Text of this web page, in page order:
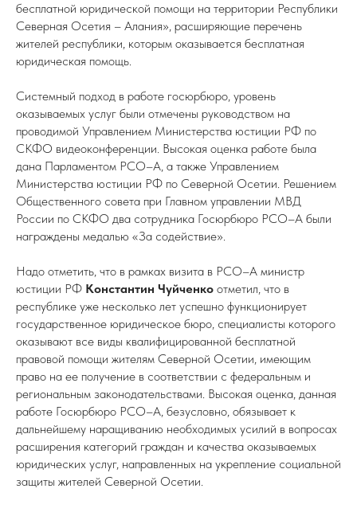
бесплатной юридической помощи на территории Республики
Северная Осетия – Алания», расширяющие перечень
жителей республики, которым оказывается бесплатная
юридическая помощь.
Системный подход в работе госюрбюро, уровень
оказываемых услуг были отмечены руководством на
проводимой Управлением Министерства юстиции РФ по
СКФО видеоконференции. Высокая оценка работе была
дана Парламентом РСО–А, а также Управлением
Министерства юстиции РФ по Северной Осетии. Решением
Общественного совета при Главном управлении МВД
России по СКФО два сотрудника Госюрбюро РСО–А были
награждены медалью «За содействие».
Надо отметить, что в рамках визита в РСО–А министр
юстиции РФ Константин Чуйченко отметил, что в
республике уже несколько лет успешно функционирует
государственное юридическое бюро, специалисты которого
оказывают все виды квалифицированной бесплатной
правовой помощи жителям Северной Осетии, имеющим
право на ее получение в соответствии с федеральным и
региональным законодательствами. Высокая оценка, данная
работе Госюрбюро РСО–А, безусловно, обязывает к
дальнейшему наращиванию необходимых усилий в вопросах
расширения категорий граждан и качества оказываемых
юридических услуг, направленных на укрепление социальной
защиты жителей Северной Осетии.